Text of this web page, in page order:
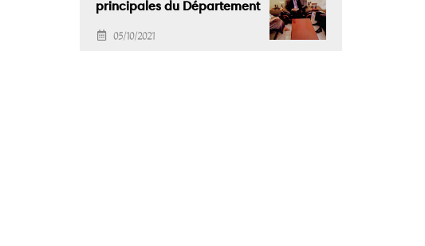
principales du Département
05/10/2021